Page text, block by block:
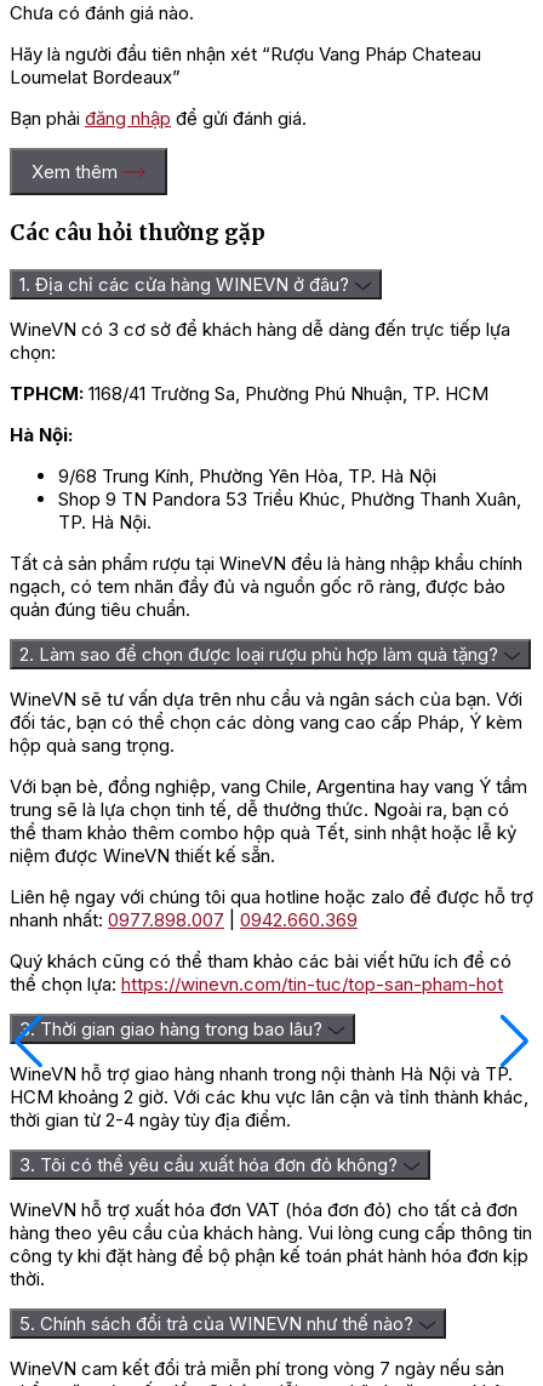
Chưa có đánh giá nào.
Hãy là người đầu tiên nhận xét “Rượu Vang Pháp Chateau
Loumelat Bordeaux”
Bạn phải đăng nhập để gửi đánh giá.
Xem thêm
Các câu hỏi thường gặp
1. Địa chỉ các cửa hàng WINEVN ở đâu?
WineVN có 3 cơ sở để khách hàng dễ dàng đến trực tiếp lựa
chọn:
TPHCM: 1168/41 Trường Sa, Phường Phú Nhuận, TP. HCM
Hà Nội:
9/68 Trung Kính, Phường Yên Hòa, TP. Hà Nội
Shop 9 TN Pandora 53 Triều Khúc, Phường Thanh Xuân,
TP. Hà Nội.
Tất cả sản phẩm rượu tại WineVN đều là hàng nhập khẩu chính
ngạch, có tem nhãn đầy đủ và nguồn gốc rõ ràng, được bảo
quản đúng tiêu chuẩn.
2. Làm sao để chọn được loại rượu phù hợp làm quà tặng?
WineVN sẽ tư vấn dựa trên nhu cầu và ngân sách của bạn. Với
đối tác, bạn có thể chọn các dòng vang cao cấp Pháp, Ý kèm
hộp quà sang trọng.
Với bạn bè, đồng nghiệp, vang Chile, Argentina hay vang Ý tầm
trung sẽ là lựa chọn tinh tế, dễ thưởng thức. Ngoài ra, bạn có
thể tham khảo thêm combo hộp quà Tết, sinh nhật hoặc lễ kỷ
niệm được WineVN thiết kế sẵn.
Liên hệ ngay với chúng tôi qua hotline hoặc zalo để được hỗ trợ
nhanh nhất: 0977.898.007
0942.660.369
Quý khách cũng có thể tham khảo các bài viết hữu ích để có
thể chọn lựa: https://winevn.com/tin-tuc/top-san-pham-hot
3. Thời gian giao hàng trong bao lâu?
WineVN hỗ trợ giao hàng nhanh trong nội thành Hà Nội và TP.
HCM khoảng 2 giờ. Với các khu vực lân cận và tỉnh thành khác,
thời gian từ 2-4 ngày tùy địa điểm.
3. Tôi có thể yêu cầu xuất hóa đơn đỏ không?
WineVN hỗ trợ xuất hóa đơn VAT (hóa đơn đỏ) cho tất cả đơn
hàng theo yêu cầu của khách hàng. Vui lòng cung cấp thông tin
công ty khi đặt hàng để bộ phận kế toán phát hành hóa đơn kịp
thời.
5. Chính sách đổi trả của WINEVN như thế nào?
WineVN cam kết đổi trả miễn phí trong vòng 7 ngày nếu sản